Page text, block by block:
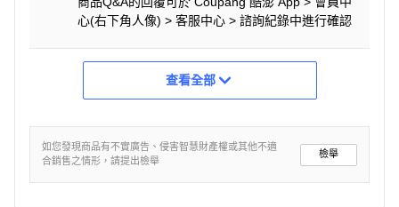
心(右下角人像) > 客服中心 > 諮詢紀錄中進行確認
查看全部
如您發現商品有不實廣告、侵害智慧財產權或其他不適
合銷售之情形，請提出檢舉
檢舉